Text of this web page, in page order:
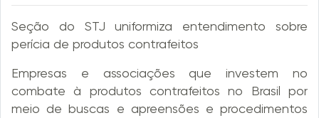
Seção do STJ uniformiza entendimento sobre
perícia de produtos contrafeitos
Empresas e associações que investem no
combate à produtos contrafeitos no Brasil por
meio de buscas e apreensões e procedimentos